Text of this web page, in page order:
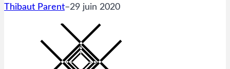
Thibaut Parent–29 juin 2020